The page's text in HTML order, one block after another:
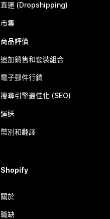
直運 (Dropshipping)
市集
商品評價
追加銷售和套裝組合
電子郵件行銷
搜尋引擎最佳化 (SEO)
運送
幣別和翻譯
Shopify
關於
職缺